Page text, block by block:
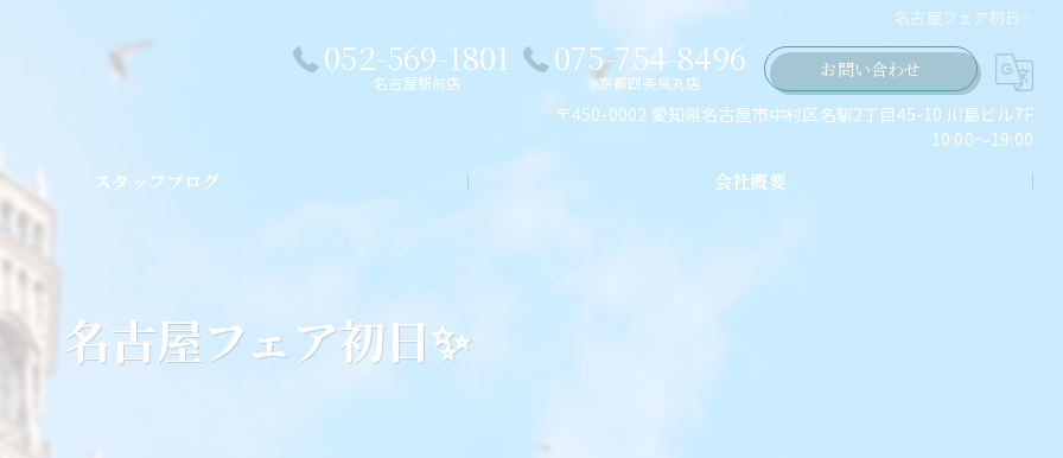
名古屋フェア初日✨
052-569-1801
名古屋駅前店
075-754-8496
京都四条烏丸店
お問い合わせ
〒450-0002 愛知県名古屋市中村区名駅2丁目45-10 川島ビル7F
10:00～19:00
スタッフブログ 会社概要
名古屋フェア初日✨